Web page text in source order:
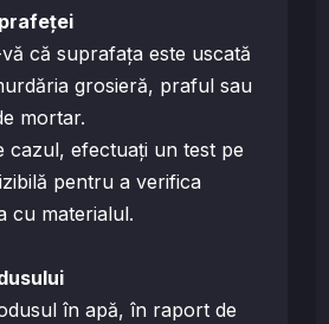
suprafața este uscată
grosieră, praful sau
mortar.
efectuați un test pe
pentru a verifica
cu materialul.
în apă, în raport de